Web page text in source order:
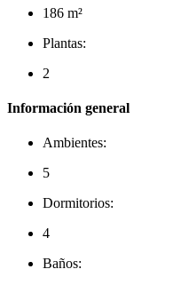
186 m²
Plantas:
2
Información general
Ambientes:
5
Dormitorios:
4
Baños: